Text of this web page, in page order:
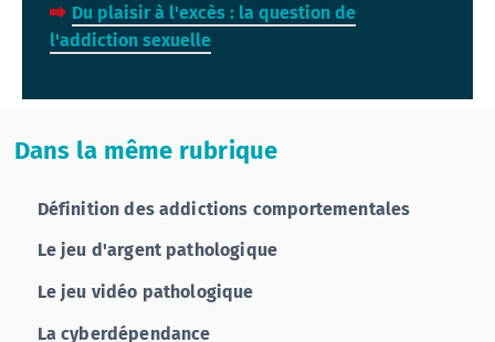
flèche rouge
Du plaisir à l'excès : la question de
l'addiction sexuelle
Dans la même rubrique
Définition des addictions comportementales
Le jeu d'argent pathologique
Le jeu vidéo pathologique
La cyberdépendance